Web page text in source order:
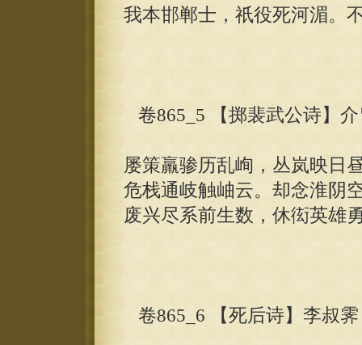
我本邯郸士，祇役死河湄。
卷865_5 【掷裴武公诗】
屡策羸骖历乱峋，丛岚映日
危栈通岐触岫云。却念淮阴
废兴尽系前生数，休衒英雄
卷865_6 【死后诗】李叔霁